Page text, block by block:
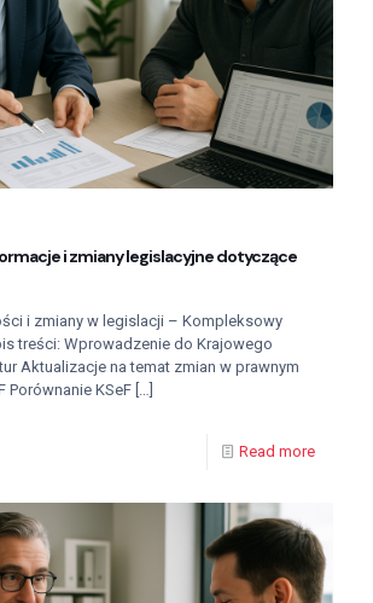
i zmiany legislacyjne dotyczące
i zmiany w legislacji – Kompleksowy
treści: Wprowadzenie do Krajowego
Aktualizacje na temat zmian w prawnym
Porównanie KSeF […]
Read more